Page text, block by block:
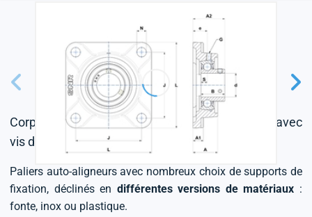
Corps en fonte, roulement à billes à insert radial avec
vis de fixation, joint à une lèvre
Paliers auto-aligneurs avec nombreux choix de supports de
fixation, déclinés en différentes versions de matériaux :
fonte, inox ou plastique.